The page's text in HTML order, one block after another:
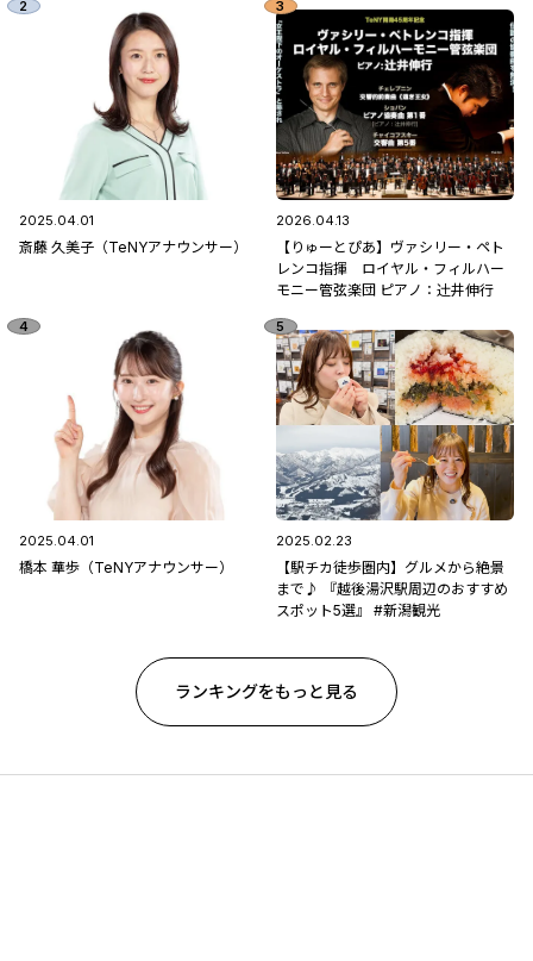
2025.04.01
斎藤 久美子（TeNYアナウンサー）
2026.04.13
【りゅーとぴあ】ヴァシリー・ペト
レンコ指揮 ロイヤル・フィルハー
モニー管弦楽団 ピアノ：辻󠄀井伸行
2025.04.01
橋本 華歩（TeNYアナウンサー）
2025.02.23
【駅チカ徒歩圏内】グルメから絶景
まで♪ 『越後湯沢駅周辺のおすすめ
スポット5選』 #新潟観光
ランキングをもっと見る